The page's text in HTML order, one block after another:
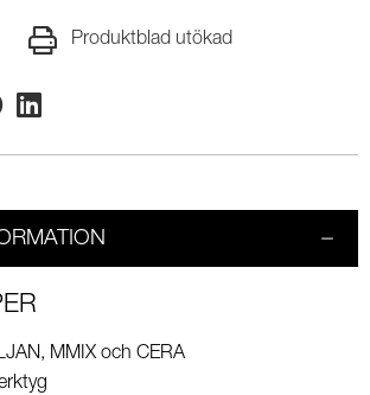
Produktblad utökad
Linkedin
MMIX och CERA